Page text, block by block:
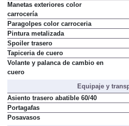
Manetas exteriores color
carrocería
Paragolpes color carroceria
Pintura metalizada
Spoiler trasero
Tapiceria de cuero
Volante y palanca de cambio en
cuero
Equipaje y
Asiento trasero abatible 60/40
Portagafas
Posavasos